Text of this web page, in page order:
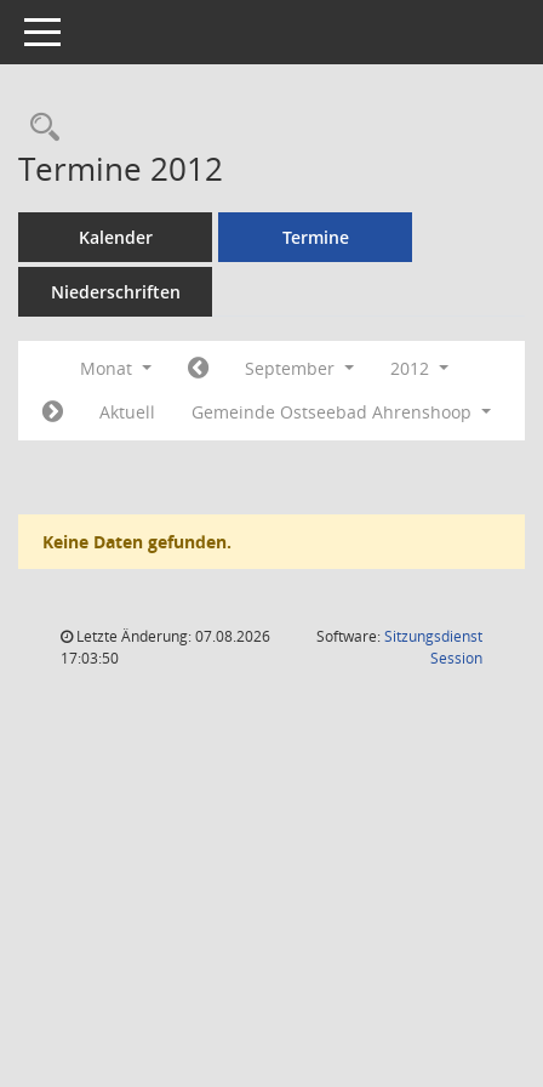
Toggle navigation
Rechercheauswahl
Termine 2012
Kalender Termine
Niederschriften
Monat September
2012
Aktuell
Gemeinde Ostseebad Ahrenshoop
Keine Daten gefunden.
Letzte Änderung: 07.08.2026
17:03:50
Software:Sitzungsdienst
Session(Wird in